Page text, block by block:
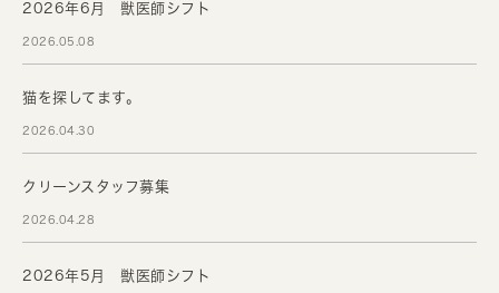
2026年6月 獣医師シフト
2026.05.08
猫を探してます。
2026.04.30
クリーンスタッフ募集
2026.04.28
2026年5月 獣医師シフト